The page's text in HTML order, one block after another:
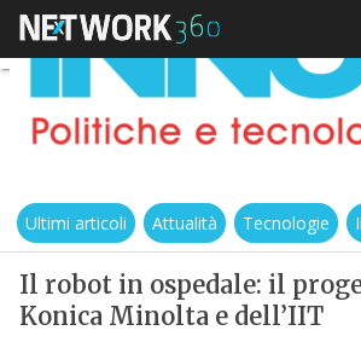
Ultimi articoli Attualità Tecnologie
Il robot in ospedale: il
Konica Minolta e dell’IIT